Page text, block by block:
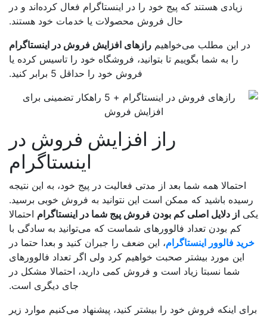
زیادی هستند که پیج خود را در اینستاگرام فعال کرده‌اند و در
حال فروش محصولات یا خدمات خود هستند.
این مطلب می‌خواهیمرازهای افزایش فروش در اینستاگرام
را به شما بگوییم تا بتوانید، فروشگاه خود را تاسیس کرده یا
فروش خود را حداقل 5 برابر کنید.
راز افزایش فروش در
اینستاگرام
احتمالا همه شما بعد از مدتی فعالیت در پیج خود، به این نتیجه
باشید که ممکن است این نتوانید به فروش خوبی برسید.
از دلایل اصلی کم بودن فروش پیج شما در اینستاگراماحتمالا
کم بودن تعداد فالوورهای شماست که می‌توانید به سادگی با
فالوور اینستاگرام، این ضعف را جبران کنید و بعدا حتما در
این مورد بیشتر صحبت خواهیم کرد ولی اگر تعداد فالوورهای
شما نسبتا زیاد است و فروش کمی دارید، احتمالا مشکل در
جای دیگری است.
اینکه فروش خود را بیشتر کنید، پیشنهاد می‌کنیم موارد زیر